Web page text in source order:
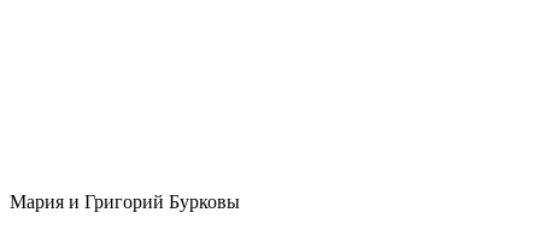
Мария и Григорий Бурковы